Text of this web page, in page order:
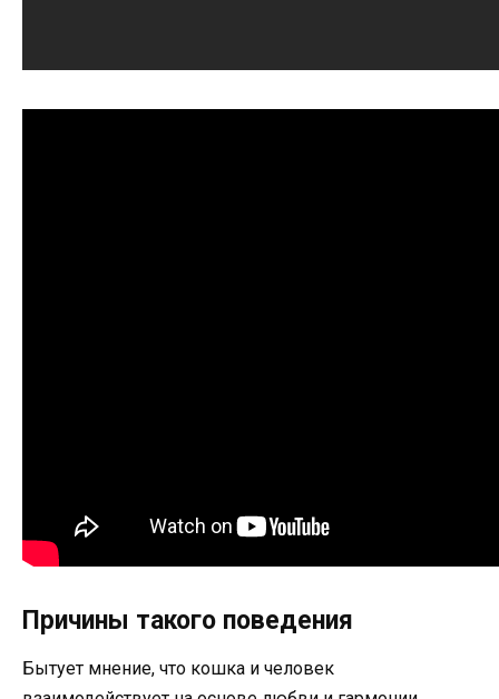
Причины такого поведения
Бытует мнение, что кошка и человек